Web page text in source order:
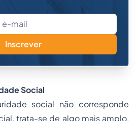
Inscrever
Social
social não corresponde
trata-se de algo mais amplo,